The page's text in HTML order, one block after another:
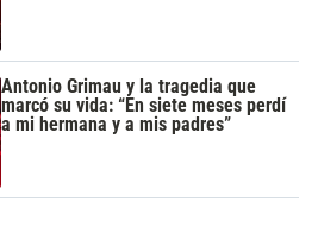
Antonio Grimau y la tragedia que
marcó su vida: “En siete meses perdí
a mi hermana y a mis padres”